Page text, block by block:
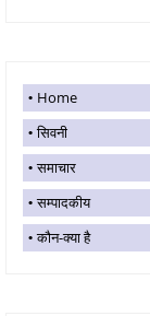
Home
सिवनी
समाचार
सम्पादकीय
कौन-क्या है